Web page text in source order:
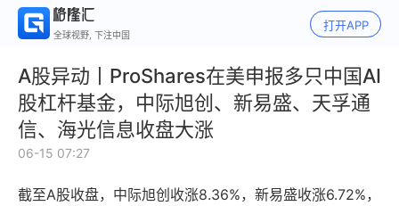
全球视野, 下注中国
打开APP
A股异动丨ProShares在美申报多只中国AI
股杠杆基金，中际旭创、新易盛、天孚通
信、海光信息收盘大涨
06-15 07:27
截至A股收盘，中际旭创收涨8.36%，新易盛收涨6.72%，